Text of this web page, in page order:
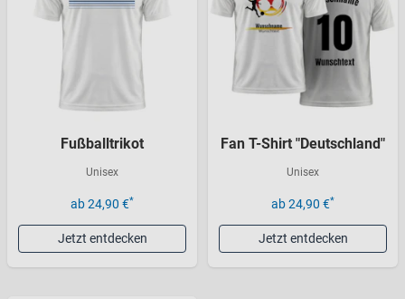
Fußballtrikot
Unisex
ab 24,90 €*
Jetzt entdecken
Fan T-Shirt "Deutschland"
Unisex
ab 24,90 €*
Jetzt entdecken